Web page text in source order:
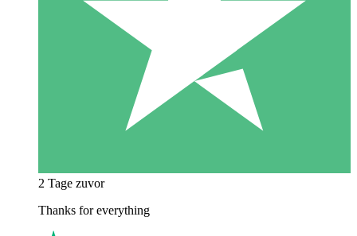
2 Tage zuvor
Thanks for everything